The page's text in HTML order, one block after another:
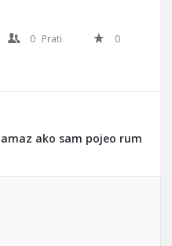
0 Prati
0
ako sam pojeo rum